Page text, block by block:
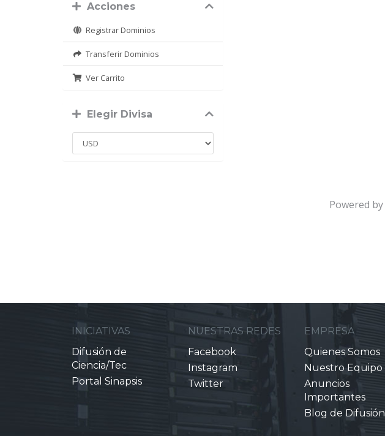
Acciones
Registrar Dominios
Transferir Dominios
Ver Carrito
Elegir Divisa
Powered by
INICIATIVAS
Difusión de
Ciencia/Tec
Portal Sinapsis
NUESTRAS REDES
Facebook
Instagram
Twitter
EMPRESA
Quienes Somos
Nuestro Equipo
Anuncios
Importantes
Blog de Difusión